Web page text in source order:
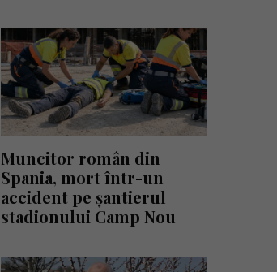
Muncitor român din
Spania, mort într-un
accident pe șantierul
stadionului Camp Nou